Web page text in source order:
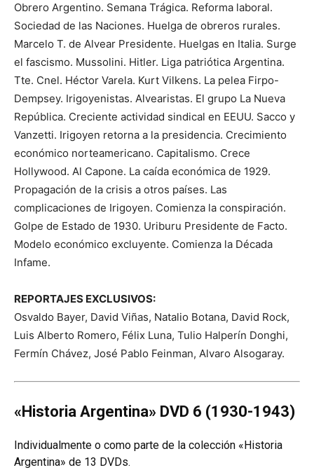
Obrero Argentino. Semana Trágica. Reforma laboral.
Sociedad de las Naciones. Huelga de obreros rurales.
Marcelo T. de Alvear Presidente. Huelgas en Italia. Surge
el fascismo. Mussolini. Hitler. Liga patriótica Argentina.
Tte. Cnel. Héctor Varela. Kurt Vilkens. La pelea Firpo-
Dempsey. Irigoyenistas. Alvearistas. El grupo La Nueva
República. Creciente actividad sindical en EEUU. Sacco y
Vanzetti. Irigoyen retorna a la presidencia. Crecimiento
económico norteamericano. Capitalismo. Crece
Hollywood. Al Capone. La caída económica de 1929.
Propagación de la crisis a otros países. Las
complicaciones de Irigoyen. Comienza la conspiración.
Golpe de Estado de 1930. Uriburu Presidente de Facto.
Modelo económico excluyente. Comienza la Década
Infame.
REPORTAJES EXCLUSIVOS:
Osvaldo Bayer, David Viñas, Natalio Botana, David Rock,
Luis Alberto Romero, Félix Luna, Tulio Halperín Donghi,
Fermín Chávez, José Pablo Feinman, Alvaro Alsogaray.
«Historia Argentina» DVD 6 (1930-1943)
Individualmente o como parte de la colección «Historia
Argentina» de 13 DVDs.